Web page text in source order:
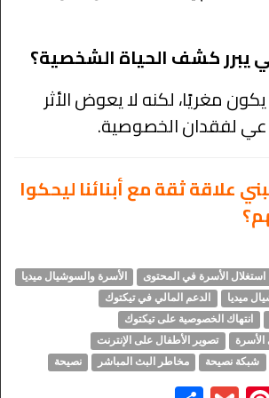
يبرر كشف الحياة الشخصية؟
مغريًا، لكنه لا يعوض الأثر
لفقدان الخصوصية.
علاقة ثقة مع أبنائنا ليحكوا
استغلال الأسرة في المحتوى
الأسرة والسوشيال ميديا
ميديا
الدعم المالي في تيكتوك
انتهاك الخصوصية على تيكتوك
الأسرة
تصوير الأطفال على الإنترنت
شبكة نصيحة مخاطر البث المباشر نصيحة